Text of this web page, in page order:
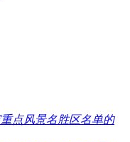
点风景名胜区名单的